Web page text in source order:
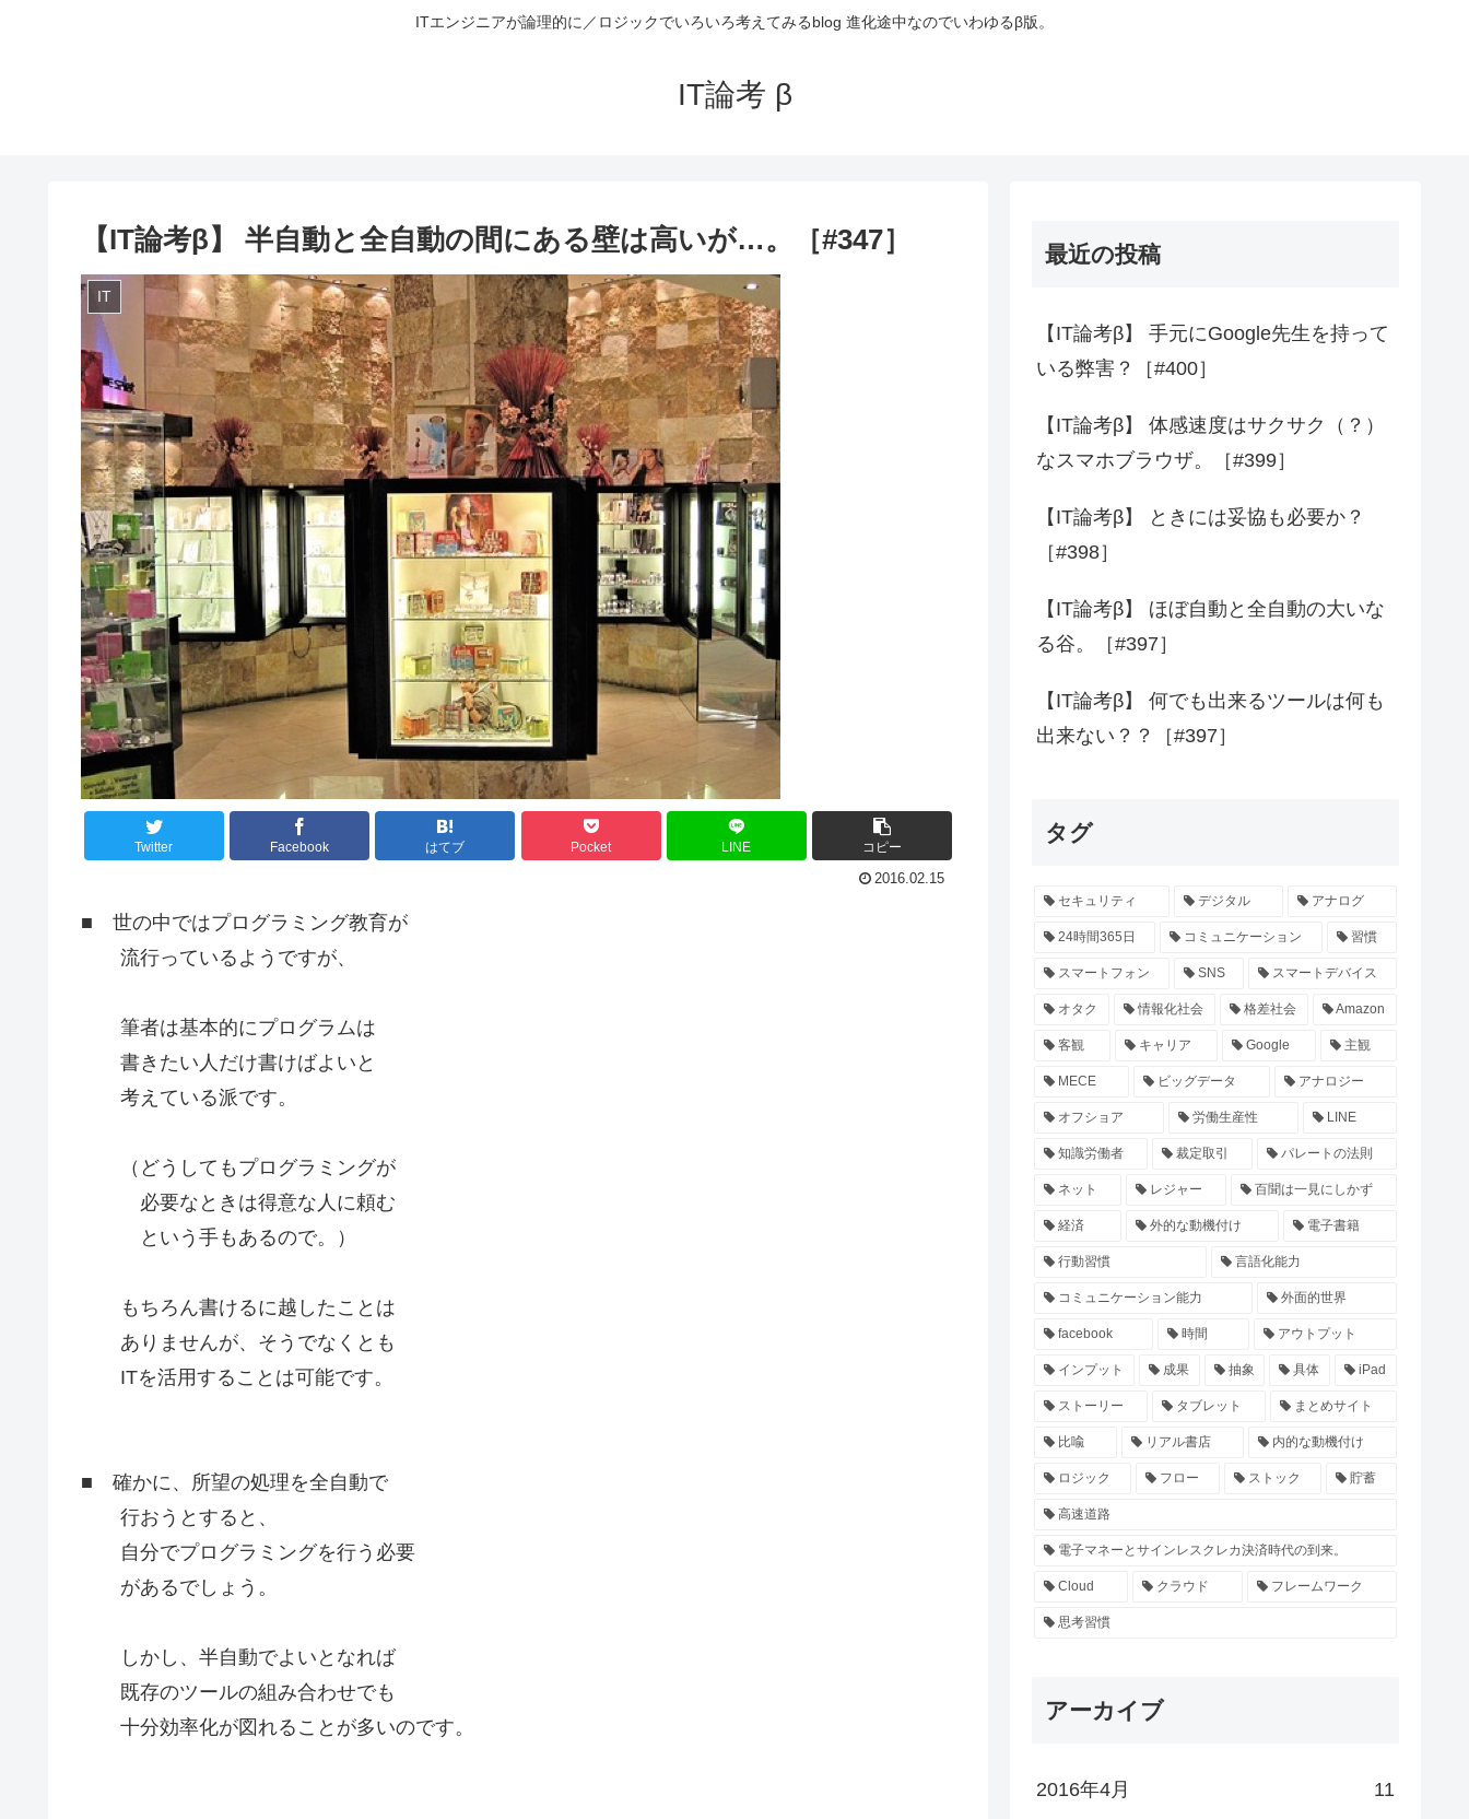
ITエンジニアが論理的に／ロジックでいろいろ考えてみるblog 進化途中なのでいわゆるβ版。
IT論考 β
【IT論考β】 半自動と全自動の間にある壁は高いが…。［#347］
IT
Twitter Facebook はてブ Pocket LINE コピー
2016.02.15
■ 世の中ではプログラミング教育が
流行っているようですが、
筆者は基本的にプログラムは
書きたい人だけ書けばよいと
考えている派です。
（どうしてもプログラミングが
必要なときは得意な人に頼む
という手もあるので。）
もちろん書けるに越したことは
ありませんが、そうでなくとも
ITを活用することは可能です。
■ 確かに、所望の処理を全自動で
行おうとすると、
自分でプログラミングを行う必要
があるでしょう。
しかし、半自動でよいとなれば
既存のツールの組み合わせでも
十分効率化が図れることが多いのです。
最近の投稿
【IT論考β】 手元にGoogle先生を持って
いる弊害？［#400］
【IT論考β】 体感速度はサクサク（？）
なスマホブラウザ。［#399］
【IT論考β】 ときには妥協も必要か？
［#398］
【IT論考β】 ほぼ自動と全自動の大いな
る谷。［#397］
【IT論考β】 何でも出来るツールは何も
出来ない？？［#397］
タグ
セキュリティ デジタル アナログ
24時間365日 コミュニケーション 習慣
スマートフォン SNS スマートデバイス
オタク 情報化社会 格差社会 Amazon
客観 キャリア Google 主観
MECE ビッグデータ アナロジー
オフショア 労働生産性 LINE
知識労働者 裁定取引 パレートの法則
ネット レジャー 百聞は一見にしかず
経済 外的な動機付け 電子書籍
行動習慣 言語化能力
コミュニケーション能力 外面的世界
facebook 時間 アウトプット
インプット 成果 抽象 具体 iPad
ストーリー タブレット まとめサイト
比喩 リアル書店 内的な動機付け
ロジック フロー ストック 貯蓄
高速道路
電子マネーとサインレスクレカ決済時代の到来。
Cloud クラウド フレームワーク
思考習慣
アーカイブ
2016年4月 11